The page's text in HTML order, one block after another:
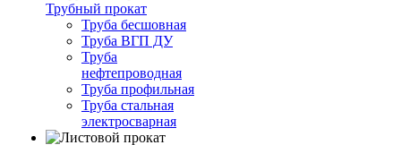
Трубный прокат
Труба бесшовная
Труба ВГП ДУ
Труба
нефтепроводная
Труба профильная
Труба стальная
электросварная